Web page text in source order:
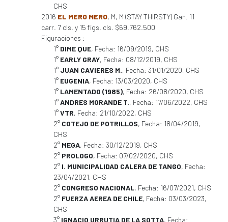
CHS
2016 EL MERO MERO, M, M (STAY THIRSTY) Gan. 11
carr. 7 cls. y 15 figs. cls. $69.762.500
Figuraciones :
1° DIME QUE, Fecha: 16/09/2019, CHS
1° EARLY GRAY, Fecha: 08/12/2019, CHS
1° JUAN CAVIERES M., Fecha: 31/01/2020, CHS
1° EUGENIA, Fecha: 13/03/2020, CHS
1° LAMENTADO (1985), Fecha: 26/08/2020, CHS
1°ANDRES MORANDE T., Fecha: 17/06/2022, CHS
1°VTR, Fecha: 21/10/2022, CHS
2° COTEJO DE POTRILLOS, Fecha: 18/04/2019,
CHS
2° MEGA, Fecha: 30/12/2019, CHS
2° PROLOGO, Fecha: 07/02/2020, CHS
2° I. MUNICIPALIDAD CALERA DE TANGO, Fecha:
23/04/2021, CHS
2° CONGRESO NACIONAL, Fecha: 16/07/2021, CHS
2° FUERZA AEREA DE CHILE, Fecha: 03/03/2023,
CHS
3° IGNACIO URRUTIA DE LA SOTTA, Fecha: